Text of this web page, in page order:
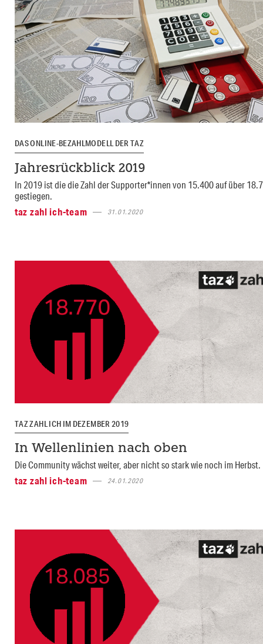
DAS ONLINE-BEZAHLMODELL DER TAZ
Jahresrückblick 2019
In 2019 ist die die Zahl der Supporter*innen von 15.400 auf über
gestiegen.
taz zahl ich-team
31.01.2020
TAZ ZAHL ICH IM DEZEMBER 2019
In Wellenlinien nach oben
Die Community wächst weiter, aber nicht so stark wie noch im Herbst.
taz zahl ich-team
24.01.2020